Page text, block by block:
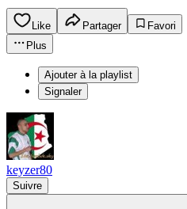
Like Partager
Favori
Plus
Ajouter à la playlist
Signaler
keyzer80
Suivre